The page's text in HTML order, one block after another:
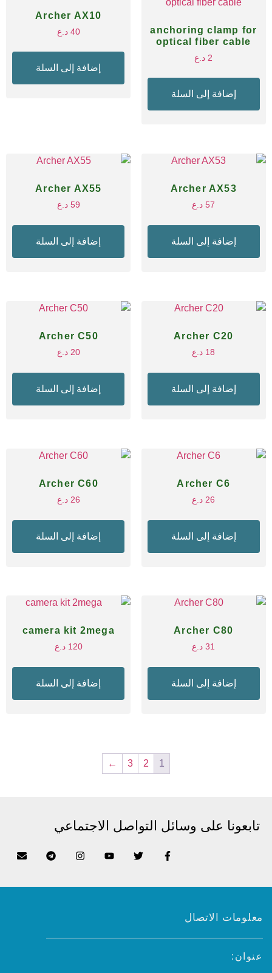
anchoring clamp for
optical fiber cable
2 د.ع
إضافة إلى السلة
Archer AX10
40 د.ع
إضافة إلى السلة
Archer AX53
57 د.ع
إضافة إلى السلة
Archer AX55
59 د.ع
إضافة إلى السلة
Archer C20
18 د.ع
إضافة إلى السلة
Archer C50
20 د.ع
إضافة إلى السلة
Archer C6
26 د.ع
إضافة إلى السلة
Archer C60
26 د.ع
إضافة إلى السلة
Archer C80
31 د.ع
إضافة إلى السلة
camera kit 2mega
120 د.ع
إضافة إلى السلة
1
2
3
←
تابعونا على وسائل التواصل الاجتماعي
معلومات الاتصال
عنوان: